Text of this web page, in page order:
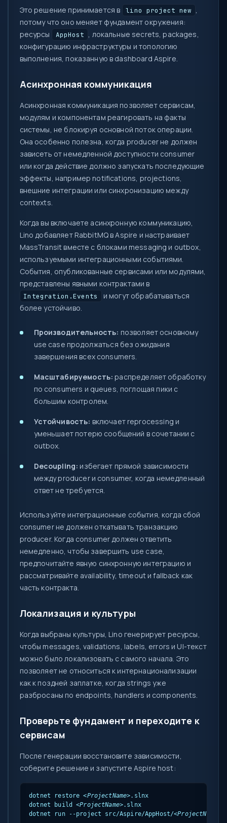
Это решение принимается в lino project new
потому что оно меняет фундамент окружения:
ресурсы
AppHost
, локальные secrets, packages,
конфигурацию инфраструктуры и топологию
выполнения, показанную в dashboard Aspire.
Асинхронная коммуникация
Асинхронная коммуникация позволяет сервисам,
модулям и компонентам реагировать на факты
системы, не блокируя основной поток операции.
Она особенно полезна, когда producer не должен
зависеть от немедленной доступности consumer
или когда действие должно запускать последующие
эффекты, например notifications, projections,
внешние интеграции или синхронизацию между
contexts.
Когда вы включаете асинхронную коммуникацию,
Lino добавляет RabbitMQ в Aspire и настраивает
MassTransit вместе с блоками messaging и outbox,
используемыми интеграционными событиями.
События, опубликованные сервисами или модулями,
представлены явными контрактами в
Integration.Events
и могут обрабатываться
более устойчиво.
Производительность: позволяет основному
use case продолжаться без ожидания
завершения всех consumers.
Масштабируемость: распределяет обработку
по consumers и queues, поглощая пики с
большим контролем.
Устойчивость: включает reprocessing и
уменьшает потерю сообщений в сочетании с
outbox.
Decoupling: избегает прямой зависимости
между producer и consumer, когда немедленный
ответ не требуется.
Используйте интеграционные события, когда сбой
consumer не должен откатывать транзакцию
producer. Когда consumer должен ответить
немедленно, чтобы завершить use case,
предпочитайте явную синхронную интеграцию и
рассматривайте availability, timeout и fallback как
часть контракта.
Локализация и культуры
Когда выбраны культуры, Lino генерирует ресурсы,
чтобы messages, validations, labels, errors и UI-текст
можно было локализовать с самого начала. Это
позволяет не относиться к интернационализации
как к поздней заплатке, когда strings уже
разбросаны по endpoints, handlers и components.
Проверьте фундамент и переходите к
сервисам
После генерации восстановите зависимости,
соберите решение и запустите Aspire host:
dotnet restore <ProjectName>.slnx
dotnet build <ProjectName>.slnx
dotnet run --project src/Aspire/AppHost/<ProjectName>